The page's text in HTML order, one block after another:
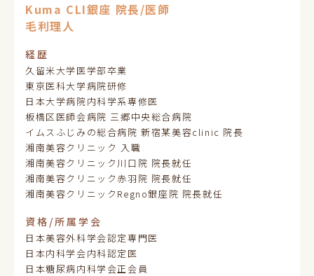
Kuma CLI銀座 院長/医師
毛利理人
経歴
久留米大学医学部卒業
東京医科大学病院研修
日本大学病院内科学系専修医
板橋区医師会病院 三郷中央総合病院
イムスふじみの総合病院 新宿某美容clinic 院長
湘南美容クリニック 入職
湘南美容クリニック川口院 院長就任
湘南美容クリニック赤羽院 院長就任
湘南美容クリニックRegno銀座院 院長就任
資格/所属学会
日本美容外科学会認定専門医
日本内科学会内科認定医
日本糖尿病内科学会正会員